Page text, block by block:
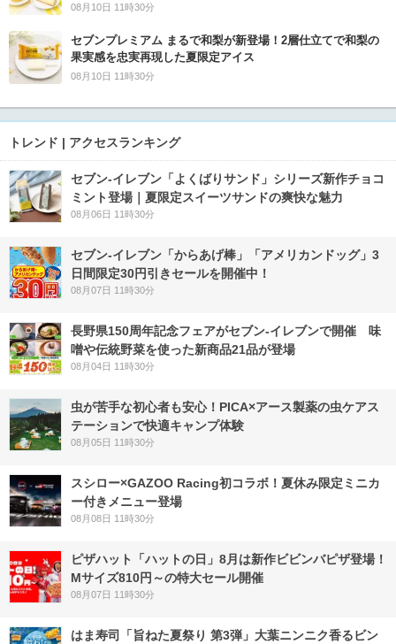
08月10日 11時30分
セブンプレミアム まるで和梨が新登場！2層仕立てで和梨の
果実感を忠実再現した夏限定アイス
08月10日 11時30分
トレンド | アクセスランキング
セブン‐イレブン「よくばりサンド」シリーズ新作チョコ
ミント登場｜夏限定スイーツサンドの爽快な魅力
08月06日 11時30分
セブン‐イレブン「からあげ棒」「アメリカンドッグ」3
日間限定30円引きセールを開催中！
08月07日 11時30分
長野県150周年記念フェアがセブン-イレブンで開催 味
噌や伝統野菜を使った新商品21品が登場
08月04日 11時30分
虫が苦手な初心者も安心！PICA×アース製薬の虫ケアス
テーションで快適キャンプ体験
08月05日 11時30分
スシロー×GAZOO Racing初コラボ！夏休み限定ミニカ
ー付きメニュー登場
08月08日 11時30分
ピザハット「ハットの日」8月は新作ビビンバピザ登場！
Mサイズ810円～の特大セール開催
08月07日 11時30分
はま寿司「旨ねた夏祭り 第3弾」大葉ニンニク香るビン